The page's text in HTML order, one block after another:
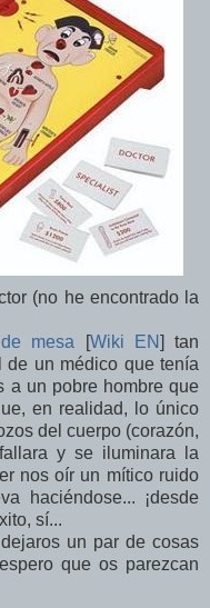
(no he encontrado la
mesa [Wiki EN] tan
un médico que tenía
a un pobre hombre que
en realidad, lo único
del cuerpo (corazón,
y se iluminara la
nos oír un mítico ruido
haciéndose... ¡desde
sí...
un par de cosas
que os parezcan